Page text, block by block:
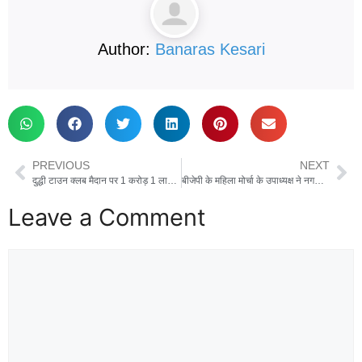
Author: Banaras Kesari
PREVIOUS NEXT
बीजेपी के महिला मोर्चा के उपाध्यक्ष ने नगरा SHO से की औपचारिक मुलाकात
Leave a Comment